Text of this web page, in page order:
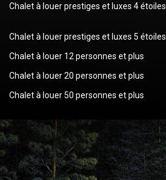
Chalet à louer prestiges et luxes 4 étoiles
Chalet à louer prestiges et luxes 5 étoiles
Chalet à louer 12 personnes et plus
Chalet à louer 20 personnes et plus
Chalet à louer 50 personnes et plus